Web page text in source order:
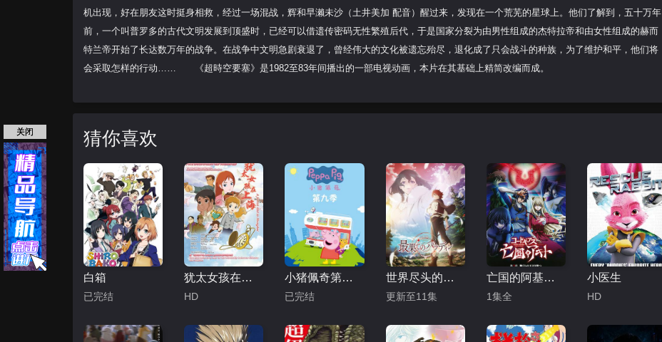
机出现，好在朋友这时挺身相救，经过一场混战，辉和早濑未沙（土井美加 配音）醒过来，发现在一个荒芜的星球上。他们了解到，五十万年
前，一个叫普罗多的古代文明发展到顶盛时，已经可以借遗传密码无性繁殖后代，于是国家分裂为由男性组成的杰特拉帝和由女性组成的赫而
特兰帝开始了长达数万年的战争。在战争中文明急剧衰退了，曾经伟大的文化被遗忘殆尽，退化成了只会战斗的种族，为了维护和平，他们将
会采取怎样的行动…… 《超時空要塞》是1982至83年间播出的一部电视动画，本片在其基础上精简改编而成。
猜你喜欢
白箱
已完结
犹太女孩在上海
HD
小猪佩奇第九季
已完结
世界尽头的圣骑士
更新至11集
亡国的阿基德第3章：辉芒陨落
1集全
小医生
HD
关闭